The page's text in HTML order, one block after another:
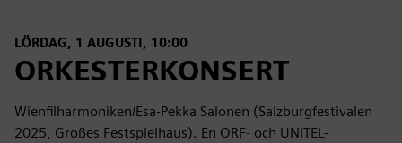
LÖRDAG, 1 AUGUSTI, 10:00
ORKESTERKONSERT
Wienfilharmoniken/Esa-Pekka Salonen (Salzburgfestivalen
2025, Großes Festspielhaus). En ORF- och UNITEL-